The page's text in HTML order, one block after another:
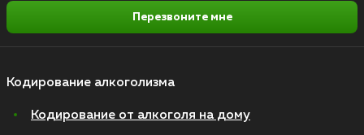
Кодирование алкоголизма
Кодирование от алкоголя на дому
Перезвоните мне